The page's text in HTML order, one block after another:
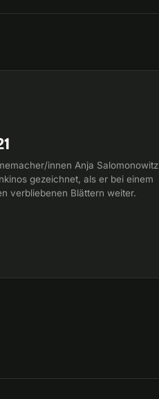
innen Anja Salomonowitz
gezeichnet, als er bei einem
verbliebenen Blättern weiter.